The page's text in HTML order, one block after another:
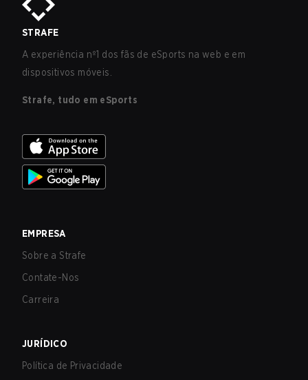
STRAFE
A experiência nº1 dos fãs de eSports na web e em
dispositivos móveis.
Strafe, tudo em eSports
EMPRESA
Sobre a Strafe
Contate-Nos
Carreira
JURÍDICO
Política de Privacidade